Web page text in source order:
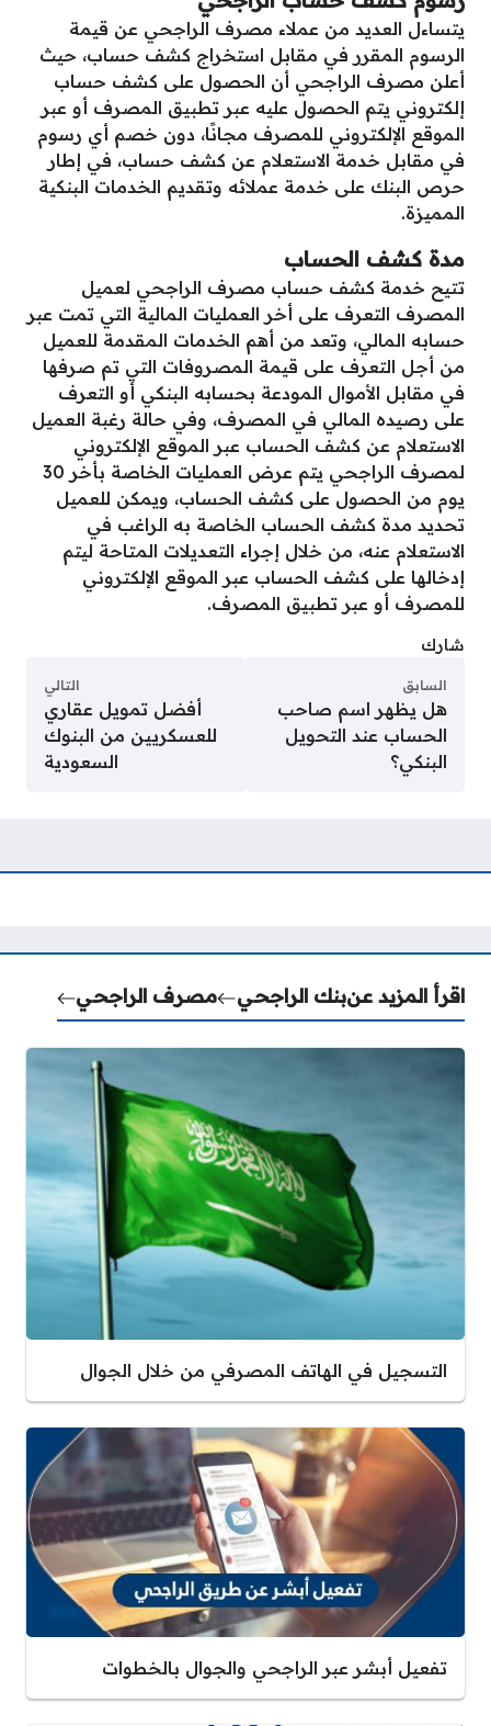
يتساءل العديد من عملاء مصرف الراجحي عن قيمة
الرسوم المقرر في مقابل استخراج كشف حساب، حيث
أعلن مصرف الراجحي أن الحصول على كشف حساب
إلكتروني يتم الحصول عليه عبر تطبيق المصرف أو عبر
الموقع الإلكتروني للمصرف مجانًا، دون خصم أي رسوم
في مقابل خدمة الاستعلام عن كشف حساب، في إطار
حرص البنك على خدمة عملائه وتقديم الخدمات البنكية
المميزة.
مدة كشف الحساب
تتيح خدمة كشف حساب مصرف الراجحي لعميل
المصرف التعرف على أخر العمليات المالية التي تمت عبر
حسابه المالي، وتعد من أهم الخدمات المقدمة للعميل
من أجل التعرف على قيمة المصروفات التي تم صرفها
في مقابل الأموال المودعة بحسابه البنكي أو التعرف
على رصيده المالي في المصرف، وفي حالة رغبة العميل
الاستعلام عن كشف الحساب عبر الموقع الإلكتروني
لمصرف الراجحي يتم عرض العمليات الخاصة بأخر 30
يوم من الحصول على كشف الحساب، ويمكن للعميل
تحديد مدة كشف الحساب الخاصة به الراغب في
الاستعلام عنه، من خلال إجراء التعديلات المتاحة ليتم
إدخالها على كشف الحساب عبر الموقع الإلكتروني
للمصرف أو عبر تطبيق المصرف.
شارك
السابق
هل يظهر اسم صاحب
الحساب عند التحويل
البنكي؟
التالي
أفضل تمويل عقاري
للعسكريين من البنوك
السعودية
اقرأ المزيد عنبنك الراجحي مصرف الراجحي
التسجيل في الهاتف المصرفي من خلال الجوال
تفعيل أبشر عبر الراجحي والجوال بالخطوات